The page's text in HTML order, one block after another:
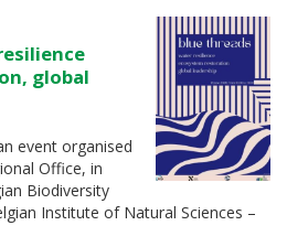
global
event organised
Office, in
Biodiversity
Institute of Natural Sciences –